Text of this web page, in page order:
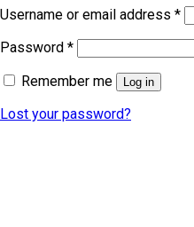
Username or email address *
Password *
Remember me
Log in
Lost your password?